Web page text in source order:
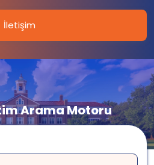
İletişim
Arama Motoru